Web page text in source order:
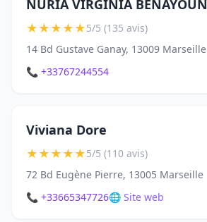
NURIA VIRGINIA BENAYOUN
★★★★★5/5 (135 avis)
14 Bd Gustave Ganay, 13009 Marseille
📞 +33767244554
Viviana Dore
★★★★★5/5 (110 avis)
72 Bd Eugène Pierre, 13005 Marseille
📞 +33665347726🌐 Site web